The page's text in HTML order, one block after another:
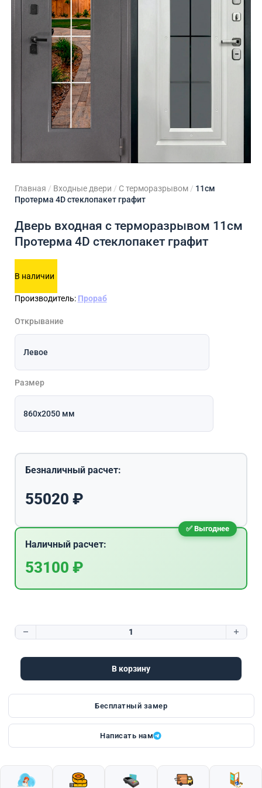
двери
двери на заказ
Главная / Входные двери / С терморазрывом / 11см
Протерма 4D стеклопакет графит
Дверь входная с терморазрывом 11см
Протерма 4D стеклопакет графит
В наличии
Производитель: Прораб
Открывание
Размер
Безналичный расчет:
55020 ₽
Наличный расчет:
53100 ₽
Количество товара 11см Протерма 4D стеклопакет графит
В корзину
Бесплатный замер
Написать нам